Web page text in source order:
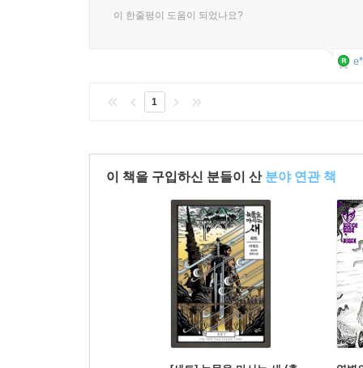
이 한줄평이 도움이 되었나요?
1
이 책을 구입하신 분들이 산 분야 연관 책